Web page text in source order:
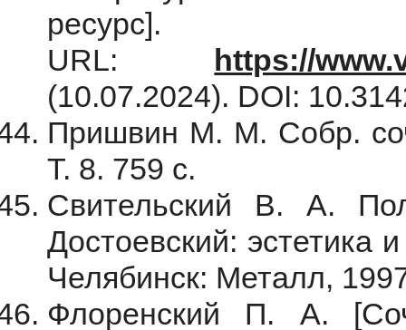
ресурс].
URL:
https://
(10.07.2024). DOI:
Пришвин М. М. Собр.
Т. 8. 759 с.
Свительский В. А.
Достоевский: эстетика
Челябинск: Металл,
Флоренский П. А.